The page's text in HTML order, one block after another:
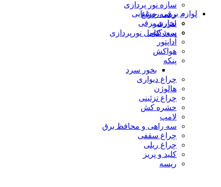
سازه نور پردازی
ریسه چراغ
لیزرشو
ست کامل نورپردازی
لوازم برقی روشنایی
بخاری برقی
پروژكتور
آداپتور
هواکش
پنکه
بخور سرد
چراغ دیواری
هالوژن
چراغ تزئينى
حشره كش
لامپ
سه راهی و محافظ برق
چراغ سقفی
چراغ ریلی
كليد و پريز
ریسه